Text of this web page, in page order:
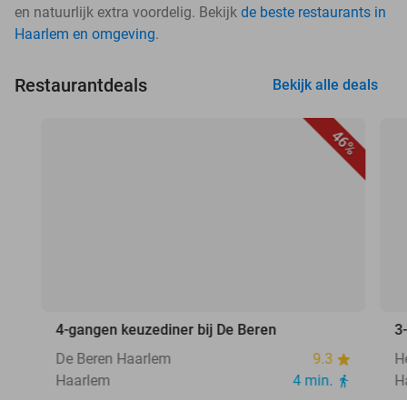
en natuurlijk extra voordelig. Bekijk de beste restaurants in
Haarlem en omgeving.
Restaurantdeals Bekijk alle deals
46%
4-gangen keuzediner bij De Beren
De Beren Haarlem
9.3
Haarlem
4 min.